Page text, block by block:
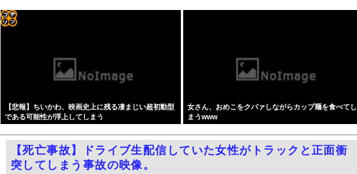
【謎】広末涼子さんが地上波にスピード復帰できる理由、誰にも分からない・・・
エロ漫画『改変おじさん』をrawやhitomiを使わずに無料で読む方法│スタジオサウ...
【朗報】高市首相、爆乳化！！！ サナ活待ったなし！
客が使ったビールジョッキを水だけですすいで再提供した日本の飲食店…韓国のネットで物議
24kg痩せてもムチムチ感健在の朝野ナツ(24)
レクサスの軽トラとかどうよ
セクシー女優さん、熊本地震に300万寄付 → 炎上ｗｗｗ
米軍、長射程精密ミサイルほぼ使い切る…「危険な水準まで減少」と軍高官が警告！
【悲報】ちいかわ、映画史上に残る凄まじい超初動型
である可能性が浮上してしまう
女さん、おめこをクパァしながらカップ麺を食べてし
まうwww
自動
更新
【死亡事故】ドライブ生配信していた女性がトラックと正面衝
突してしまう事故の映像。